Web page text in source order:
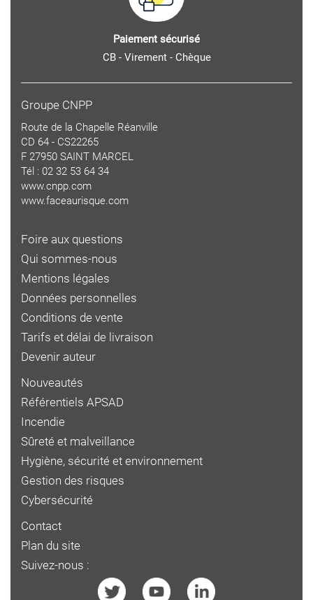
Paiement sécurisé
CB - Virement - Chèque
Groupe CNPP
Route de la Chapelle Réanville
CD 64 - CS22265
F 27950 SAINT MARCEL
Tél : 02 32 53 64 34
www.cnpp.com
www.faceaurisque.com
Foire aux questions
Qui sommes-nous
Mentions légales
Données personnelles
Conditions de vente
Tarifs et délai de livraison
Devenir auteur
Nouveautés
Référentiels APSAD
Incendie
Sûreté et malveillance
Hygiène, sécurité et environnement
Gestion des risques
Cybersécurité
Contact
Plan du site
Suivez-nous :